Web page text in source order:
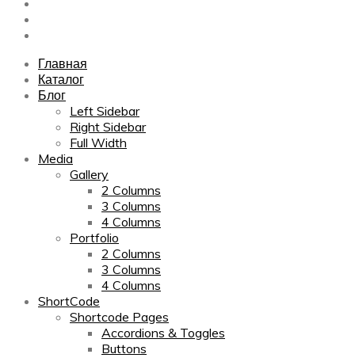
Главная
Каталог
Блог
Left Sidebar
Right Sidebar
Full Width
Media
Gallery
2 Columns
3 Columns
4 Columns
Portfolio
2 Columns
3 Columns
4 Columns
ShortCode
Shortcode Pages
Accordions & Toggles
Buttons